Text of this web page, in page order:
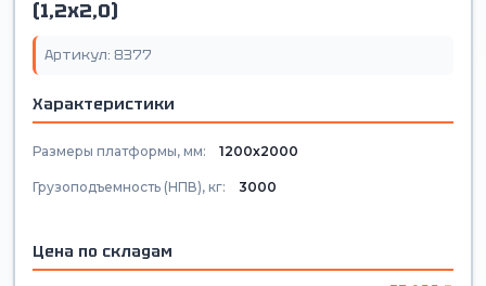
(1,2х2,0)
Артикул: 8377
Характеристики
Размеры платформы, мм: 1200х2000
Грузоподъемность (НПВ), кг: 3000
Цена по складам